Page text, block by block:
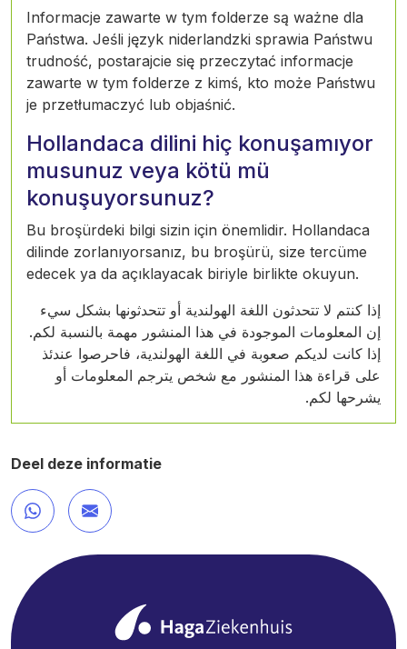
Informacje zawarte w tym folderze są ważne dla
Państwa. Jeśli język niderlandzki sprawia Państwu
trudność, postarajcie się przeczytać informacje
zawarte w tym folderze z kimś, kto może Państwu
je przetłumaczyć lub objaśnić.
Hollandaca dilini hiç konuşamıyor
musunuz veya kötü mü
konuşuyorsunuz?
Bu broşürdeki bilgi sizin için önemlidir. Hollandaca
dilinde zorlanıyorsanız, bu broşürü, size tercüme
edecek ya da açıklayacak biriyle birlikte okuyun.
إذا كنتم لا تتحدثون اللغة الهولندية أو تتحدثونها بشكل سيء
إن المعلومات الموجودة في هذا المنشور مهمة بالنسبة لكم.
إذا كانت لديكم صعوبة في اللغة الهولندية، فاحرصوا عندئذ
على قراءة هذا المنشور مع شخص يترجم المعلومات أو
يشرحها لكم.
Deel deze informatie